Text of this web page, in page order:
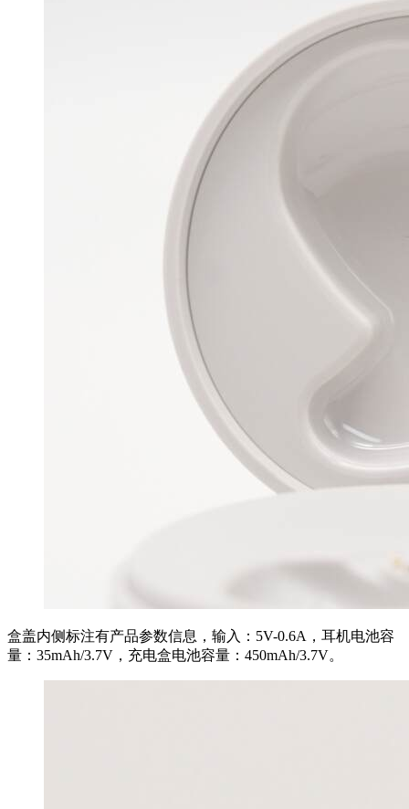
盒盖内侧标注有产品参数信息，输入：5V-0.6A，耳机电池容
量：35mAh/3.7V，充电盒电池容量：450mAh/3.7V。